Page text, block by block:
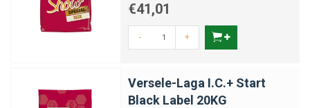
€41,01
- +
Versele-Laga I.C.+ Start
Black Label 20KG